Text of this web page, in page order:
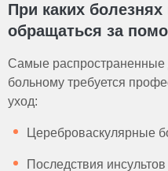
При каких
обращаться за
Самые распространенные
больному требуется
уход:
Цереброваскулярные
Последствия